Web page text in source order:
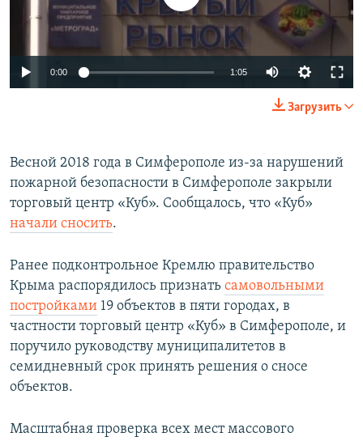
0:00 1:05
Загрузить
Весной 2018 года в Симферополе из-за нарушений
пожарной безопасности в Симферополе закрыли
торговый центр «Куб». Сообщалось, что «Куб»
начали сносить.
Ранее подконтрольное Кремлю правительство
Крыма распорядилось признать самовольными
постройками 19 объектов в пяти городах, в
частности торговый центр «Куб» в Симферополе, и
поручило руководству муниципалитетов в
семидневный срок принять решения о сносе
объектов.
Масштабная проверка всех мест массового